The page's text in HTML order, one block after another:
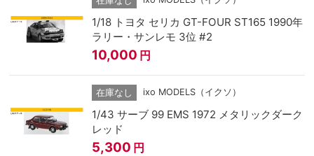
1/18 トヨタ セリカ GT-FOUR ST165 1990年
ラリー・サンレモ 3位 #2
10,000 円
在庫なし ixo MODELS（イクソ）
1/43 サーブ 99 EMS 1972 メタリックダーク
レッド
5,300 円